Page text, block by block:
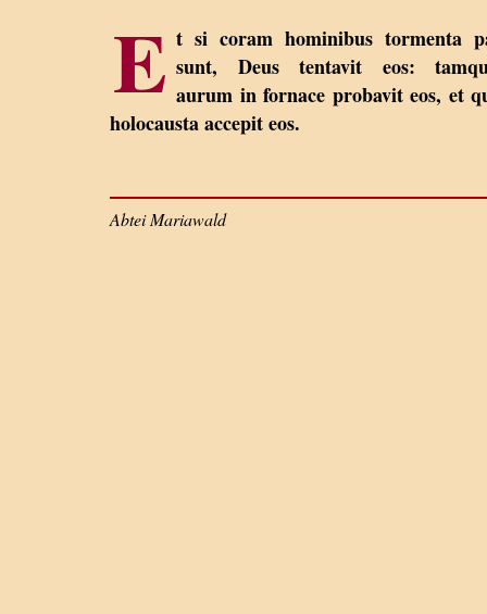
E t si coram hominibus tormenta
sunt, Deus tentavit eos:
aurum in fornace probavit eos, et
holocausta accepit eos.
Abtei Mariawald